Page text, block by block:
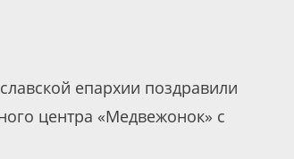
епархии поздравили
центра «Медвежонок» с